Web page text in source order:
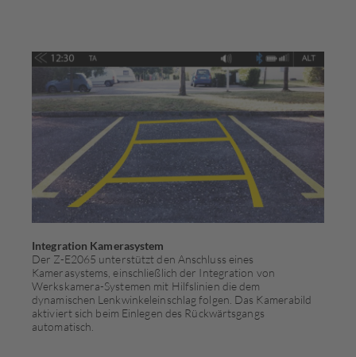
Integration Kamerasystem
Der Z-E2065 unterstützt den Anschluss eines
Kamerasystems, einschließlich der Integration von
Werkskamera-Systemen mit Hilfslinien die dem
dynamischen Lenkwinkeleinschlag folgen. Das Kamerabild
aktiviert sich beim Einlegen des Rückwärtsgangs
automatisch.